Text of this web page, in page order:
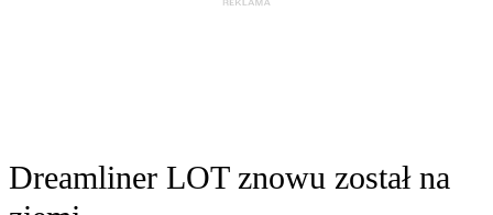
Dreamliner LOT znowu został na